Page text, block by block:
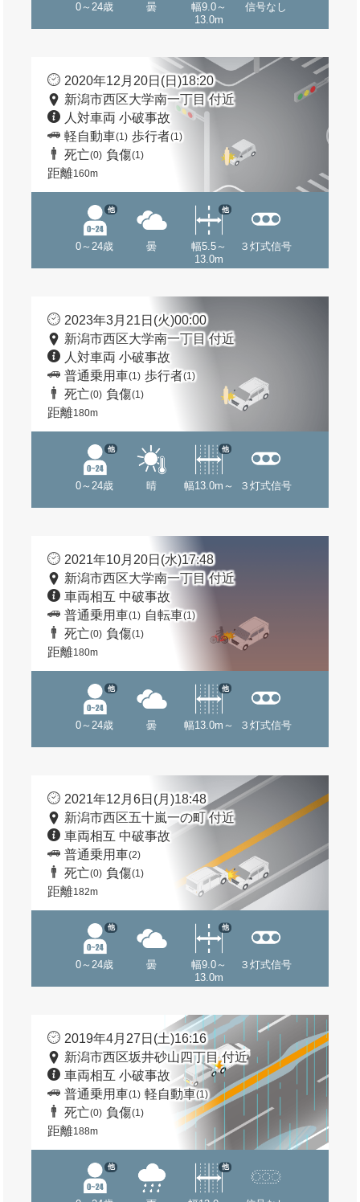
0～24歳 曇
幅9.0～
13.0m
信号なし
2020年12月20日(日)18:20
新潟市西区大学南一丁目 付近
人対車両 小破事故
軽自動車(1) 歩行者(1)
死亡(0) 負傷(1)
距離160m
0～24歳
他
曇
幅5.5～
13.0m
他
３灯式信号
2023年3月21日(火)00:00
新潟市西区大学南一丁目 付近
人対車両 小破事故
普通乗用車(1) 歩行者(1)
死亡(0) 負傷(1)
距離180m
0～24歳
他
晴 幅13.0m～
他
３灯式信号
2021年10月20日(水)17:48
新潟市西区大学南一丁目 付近
車両相互 中破事故
普通乗用車(1) 自転車(1)
死亡(0) 負傷(1)
距離180m
0～24歳
他
曇 幅13.0m～
他
３灯式信号
2021年12月6日(月)18:48
新潟市西区五十嵐一の町 付近
車両相互 中破事故
普通乗用車(2)
死亡(0) 負傷(1)
距離182m
0～24歳
他
曇
幅9.0～
13.0m
他
３灯式信号
2019年4月27日(土)16:16
新潟市西区坂井砂山四丁目 付近
車両相互 小破事故
普通乗用車(1) 軽自動車(1)
死亡(0) 負傷(1)
距離188m
他 他